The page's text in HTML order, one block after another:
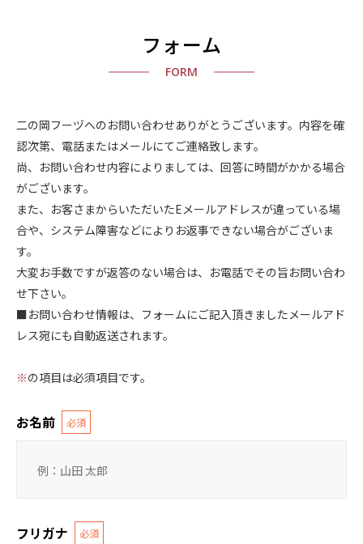
フォーム
FORM
二の岡フーヅへのお問い合わせありがとうございます。内容を確
認次第、電話またはメールにてご連絡致します。
尚、お問い合わせ内容によりましては、回答に時間がかかる場合
がございます。
また、お客さまからいただいたEメールアドレスが違っている場
合や、システム障害などによりお返事できない場合がございま
す。
大変お手数ですが返答のない場合は、お電話でその旨お問い合わ
せ下さい。
■お問い合わせ情報は、フォームにご記入頂きましたメールアド
レス宛にも自動返送されます。
※の項目は必須項目です。
お名前 必須
フリガナ 必須